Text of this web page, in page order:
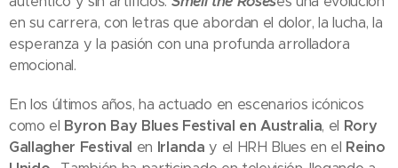
en su carrera, con letras que abordan el dolor, la lucha, la
esperanza y la pasión con una profunda arrolladora
emocional.
En los últimos años, ha actuado en escenarios icónicos
como el Byron Bay Blues Festival en Australia, el Rory
Gallagher Festival en Irlanda y el HRH Blues en el Reino